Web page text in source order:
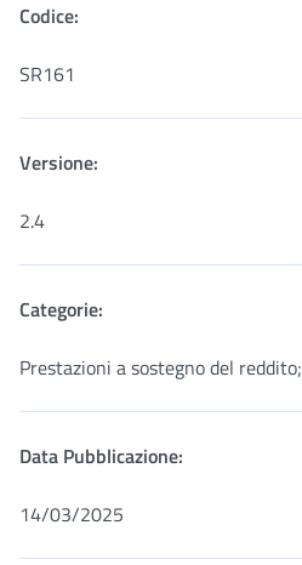
Codice:
SR161
Versione:
2.4
Categorie:
Prestazioni a sostegno del reddito;
Data Pubblicazione:
14/03/2025